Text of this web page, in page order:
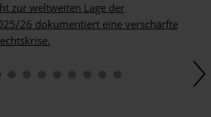
zur weltweiten Lage der
26 dokumentiert eine verschärfte